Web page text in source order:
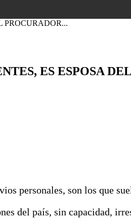
PROCURADOR...
ES ESPOSA
personales, son los que
del país, sin capacidad,